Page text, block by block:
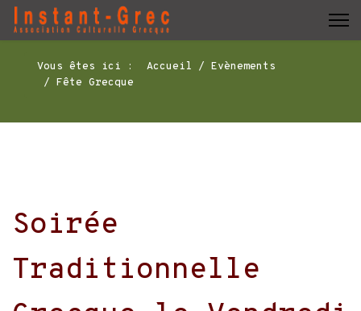
Vous êtes ici : Accueil
Evènements
Fête Grecque
Soirée
Traditionnelle